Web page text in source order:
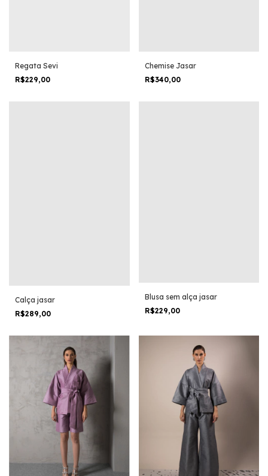
Regata Sevi
R$229,00
Chemise Jasar
R$340,00
Calça jasar
R$289,00
Blusa sem alça jasar
R$229,00